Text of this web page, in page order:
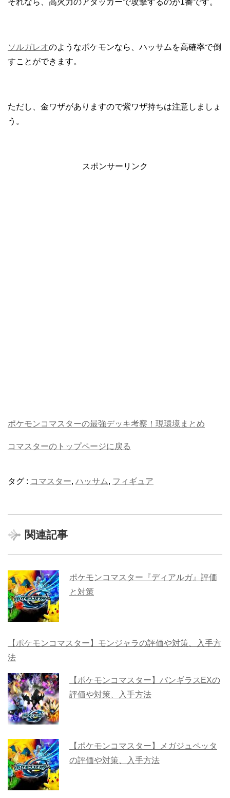
それなら、高火力のアタッカーで攻撃するのが1番です。
ソルガレオのようなポケモンなら、ハッサムを高確率で倒
すことができます。
ただし、金ワザがありますので紫ワザ持ちは注意しましょ
う。
スポンサーリンク
ポケモンコマスターの最強デッキ考察！現環境まとめ
コマスターのトップページに戻る
タグ : コマスター, ハッサム, フィギュア
関連記事
ポケモンコマスター『ディアルガ』評価
と対策
【ポケモンコマスター】モンジャラの評価や対策、入手方
法
【ポケモンコマスター】バンギラスEXの
評価や対策、入手方法
【ポケモンコマスター】メガジュペッタ
の評価や対策、入手方法